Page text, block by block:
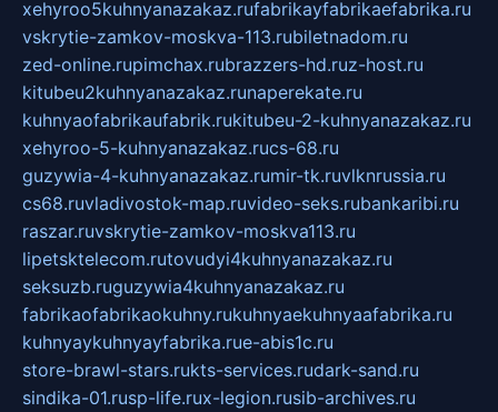
xehyroo5kuhnyanazakaz.rufabrikayfabrikaefabrika.ru
vskrytie-zamkov-moskva-113.rubiletnadom.ru
zed-online.rupimchax.rubrazzers-hd.ruz-host.ru
kitubeu2kuhnyanazakaz.runaperekate.ru
kuhnyaofabrikaufabrik.rukitubeu-2-kuhnyanazakaz.ru
xehyroo-5-kuhnyanazakaz.rucs-68.ru
guzywia-4-kuhnyanazakaz.rumir-tk.ruvlknrussia.ru
cs68.ruvladivostok-map.ruvideo-seks.rubankaribi.ru
raszar.ruvskrytie-zamkov-moskva113.ru
lipetsktelecom.rutovudyi4kuhnyanazakaz.ru
seksuzb.ruguzywia4kuhnyanazakaz.ru
fabrikaofabrikaokuhny.rukuhnyaekuhnyaafabrika.ru
kuhnyaykuhnyayfabrika.rue-abis1c.ru
store-brawl-stars.rukts-services.rudark-sand.ru
sindika-01.rusp-life.rux-legion.rusib-archives.ru